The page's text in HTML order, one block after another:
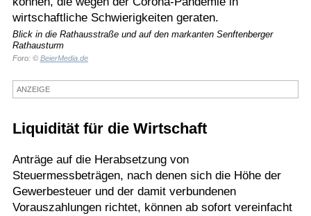
Kultur
Sport
Termine
Kostenlos
wirtschaftliche Schwierigkeiten geraten.
Blick in die Rathausstraße und auf den markanten Senftenberger
Rathausturm
Foro: © BeierMedia.de
ANZEIGE
Liquidität für die Wirtschaft
Anträge auf die Herabsetzung von
Steuermessbeträgen, nach denen sich die Höhe der
Gewerbesteuer und der damit verbundenen
Vorauszahlungen richtet, können ab sofort vereinfacht